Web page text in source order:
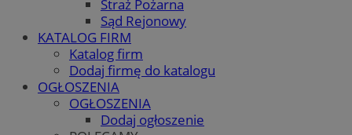
Straż Pożarna
Sąd Rejonowy
KATALOG FIRM
Katalog firm
Dodaj firmę do katalogu
OGŁOSZENIA
OGŁOSZENIA
Dodaj ogłoszenie